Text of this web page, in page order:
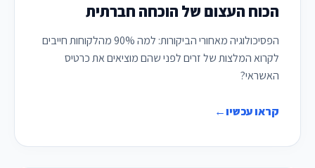
הכוח העצום של הוכחה חברתית
הפסיכולוגיה מאחורי הביקורות: למה 90% מהלקוחות חייבים
לקרוא המלצות של זרים לפני שהם מוציאים את כרטיס
האשראי?
קראו עכשיו←